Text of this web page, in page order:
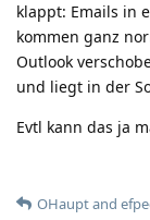
klappt: Emails in
kommen ganz
Outlook
und liegt in der
Evtl kann das ja
OHauptand